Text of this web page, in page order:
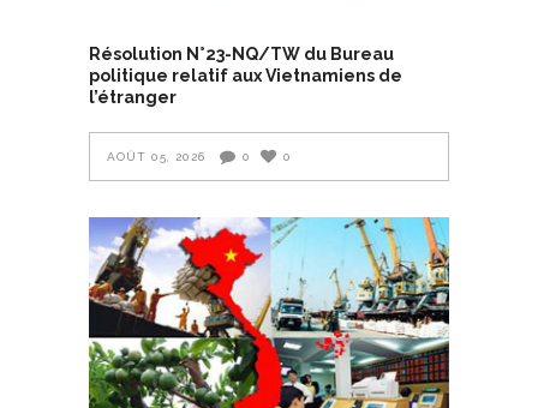
Résolution N°23-NQ/TW du Bureau
politique relatif aux Vietnamiens de
l’étranger
AOÛT 05, 2026 0 0